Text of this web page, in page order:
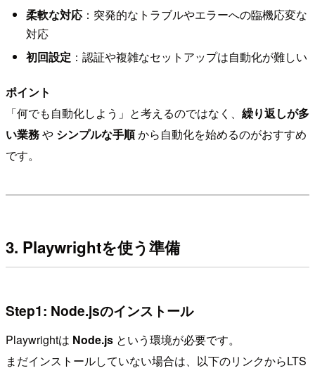
柔軟な対応：突発的なトラブルやエラーへの臨機応変な
対応
初回設定 ：認証や複雑なセットアップは自動化が難しい
ポイント
「何でも自動化しよう」と考えるのではなく、 繰り返しが多
い業務や シンプルな手順から自動化を始めるのがおすすめ
です。
3. Playwrightを使う準備
Step1: Node.jsのインストール
Playwrightは Node.js という環境が必要です。
まだインストールしていない場合は、以下のリンクからLTS